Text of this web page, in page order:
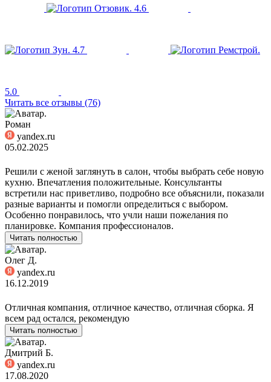
4.6
4.7
5.0
Читать все отзывы (76)
Роман
yandex.ru
05.02.2025
Решили с женой заглянуть в салон, чтобы выбрать себе новую
кухню. Впечатления положительные. Консультанты
встретили нас приветливо, подробно все объяснили, показали
разные варианты и помогли определиться с выбором.
Особенно понравилось, что учли наши пожелания по
планировке. Компания профессионалов.
Читать полностью
Олег Д.
yandex.ru
16.12.2019
Отличная компания, отличное качество, отличная сборка. Я
всем рад остался, рекомендую
Читать полностью
Дмитрий Б.
yandex.ru
17.08.2020